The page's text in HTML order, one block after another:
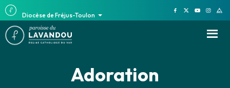
Diocèse de Fréjus-Toulon
Adoration